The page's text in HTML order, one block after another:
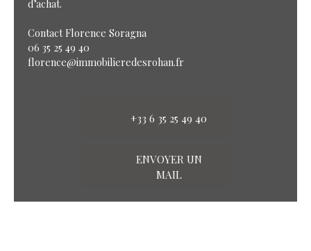
d’achat.
Contact Florence Soragna
06 35 25 49 40
florence@immobilieredesrohan.fr
+33 6 35 25 49 40
ENVOYER UN
MAIL